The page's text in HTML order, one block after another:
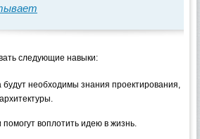
следующие навыки:
будут необходимы знания проектирования,
воплотить идею в жизнь.